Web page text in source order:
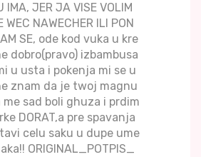
IMA, JER JA VISE VOLIM
WEC NAWECHER ILI PON
SE, ode kod vuka u kre
dobro(pravo) izbambusa
u usta i pokenja mi se u
znam da je twoj magnu
me sad boli ghuza i prdim
DORAT,a pre spavanja
celu saku u dupe ume
ORIGINAL_POTPIS_